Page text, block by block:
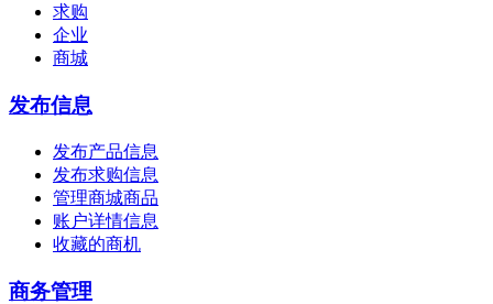
求购
企业
商城
发布信息
发布产品信息
发布求购信息
管理商城商品
账户详情信息
收藏的商机
商务管理